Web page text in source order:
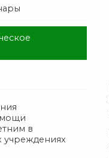
в
учреждениях